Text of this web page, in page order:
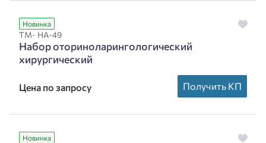
Новинка
ТМ- НА-49
Набор оториноларингологический
хирургический
Цена по запросу Получить КП
Новинка